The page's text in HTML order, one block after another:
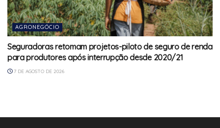
AGRONEGÓCIO
Seguradoras retomam projetos-piloto de seguro de renda
para produtores após interrupção desde 2020/21
7 DE AGOSTO DE 2026